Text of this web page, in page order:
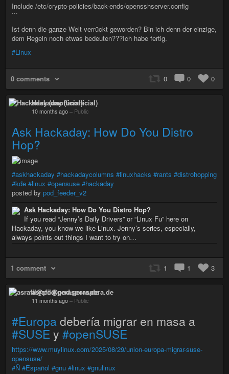
Include /etc/crypto-policies/back-ends/opensshserver.config
```
Ist denn die ganze Welt verrückt geworden? Bin ich denn der einzige,
dem Regeln noch etwas bedeuten???Ich habe fertig.
#Linux
0 comments 0 0 0
Hackaday (unofficial)
10 months ago – Public
Ask Hackaday: How Do You Distro
Hop?
#askhackaday #hackadaycolumns #linuxhacks #rants #distrohopping
#kde #linux #opensuse #hackaday
posted by pod_feeder_v2
Ask Hackaday: How Do You Distro Hop?
If you read “Jenny’s Daily Drivers” or “Linux Fu” here on
Hackaday, you know we like Linux. Jenny’s series, especially,
always points out things I want to try on…
1 comment 1 1 3
asrafil@pod.geraspora.de
11 months ago – Public
#Europadebería migrar en masa a
#SUSE y #openSUSE
https://www.muylinux.com/2025/08/29/union-europa-migrar-suse-
opensuse/
#Ñ #Español #gnu #linux #gnulinux